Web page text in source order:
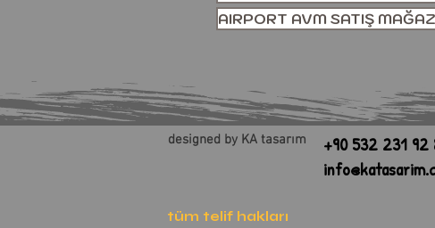
AIRPORT AVM SATIŞ
designed by KA tasarım +90 532 231
tüm telif hakları